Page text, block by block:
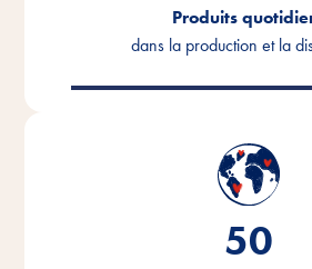
Produits
dans la production et la
50